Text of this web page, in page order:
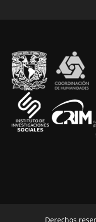
Derechos